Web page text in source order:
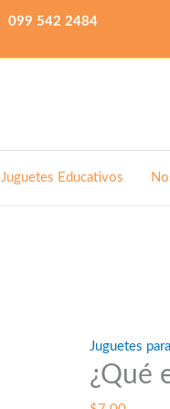
099 542 2484
Juguetes Educativos
Juguetes
¿Qué